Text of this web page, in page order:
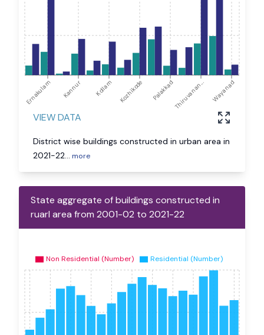
Ernakulam Kannur Kollam Kozhikode PalakkadThiruvanan... Wayanad
VIEW DATA
District wise buildings constructed in urban area in
2021-22... more
State aggregate of buildings constructed in
ruarl area from 2001-02 to 2021-22
Non Residential (Number) Residential (Number)